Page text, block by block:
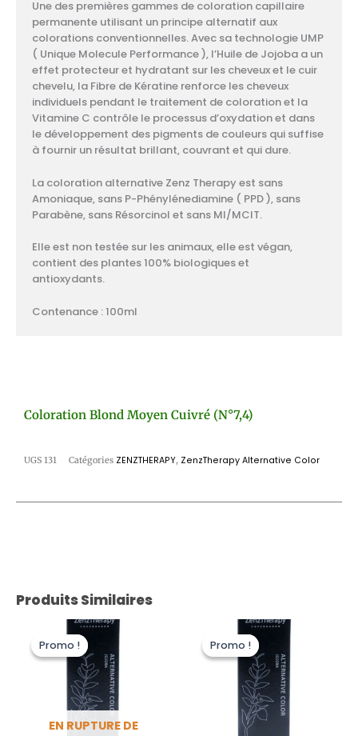
Produits Similaires
Promo !
EN RUPTURE DE
Promo !
prix
initial
était :
22,00 €.
Le
actuel
est :
11,00 €.
Promo !
Promo !
prix
initial
était :
22,00 €.
Le
actuel
est :
11,00 €.
Une des premières gammes de coloration capillaire
permanente utilisant un principe alternatif aux
colorations conventionnelles. Avec sa technologie UMP
( Unique Molecule Performance ), l’Huile de Jojoba a un
effet protecteur et hydratant sur les cheveux et le cuir
chevelu, la Fibre de Kératine renforce les cheveux
individuels pendant le traitement de coloration et la
Vitamine C contrôle le processus d’oxydation et dans
le développement des pigments de couleurs qui suffise
à fournir un résultat brillant, couvrant et qui dure.
La coloration alternative Zenz Therapy est sans
Amoniaque, sans P-Phénylénediamine ( PPD ), sans
Parabène, sans Résorcinol et sans MI/MCIT.
Elle est non testée sur les animaux, elle est végan,
contient des plantes 100% biologiques et
antioxydants.
Contenance : 100ml
Coloration Blond Moyen Cuivré (n°7,4)
UGS 131 Catégories ZENZTHERAPY, ZenzTherapy Alternative Color